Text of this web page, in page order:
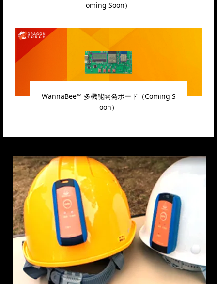
oming Soon）
WannaBee™ 多機能開発ボード（Coming S
oon）